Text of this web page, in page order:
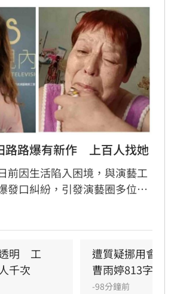
路路爆有新作　上百人找她
前因生活陷入困境，與演藝工
發口糾紛，引發演藝圈多位人
。然而事件峰迴路轉，田路路
明　工
千次
遭質疑挪用會
曹雨婷813字聲
-98分鐘前